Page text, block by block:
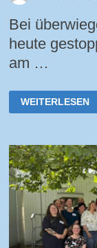
Bei
heute
am …
UND
SPIELEFEST
WEITERLESEN